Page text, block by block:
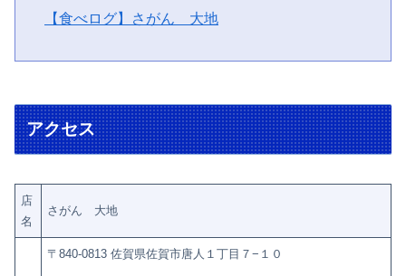
【食べログ】さがん　大地
アクセス
店
名
さがん 大地
〒840-0813 佐賀県佐賀市唐人１丁目７−１０